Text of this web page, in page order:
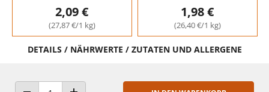
2,09 €
(27,87 €/1 kg)
1,98 €
(26,40 €/1 kg)
DETAILS / NÄHRWERTE / ZUTATEN UND ALLERGENE